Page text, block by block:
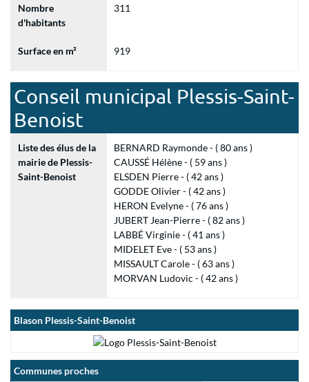
Nombre
d'habitants
311
Surface en m² 919
Conseil municipal Plessis-Saint-
Benoist
Liste des élus de la
mairie de Plessis-
Saint-Benoist
BERNARD Raymonde - ( 80 ans )
CAUSSÉ Hélène - ( 59 ans )
ELSDEN Pierre - ( 42 ans )
GODDE Olivier - ( 42 ans )
HERON Evelyne - ( 76 ans )
JUBERT Jean-Pierre - ( 82 ans )
LABBÉ Virginie - ( 41 ans )
MIDELET Eve - ( 53 ans )
MISSAULT Carole - ( 63 ans )
MORVAN Ludovic - ( 42 ans )
Blason Plessis-Saint-Benoist
Communes proches